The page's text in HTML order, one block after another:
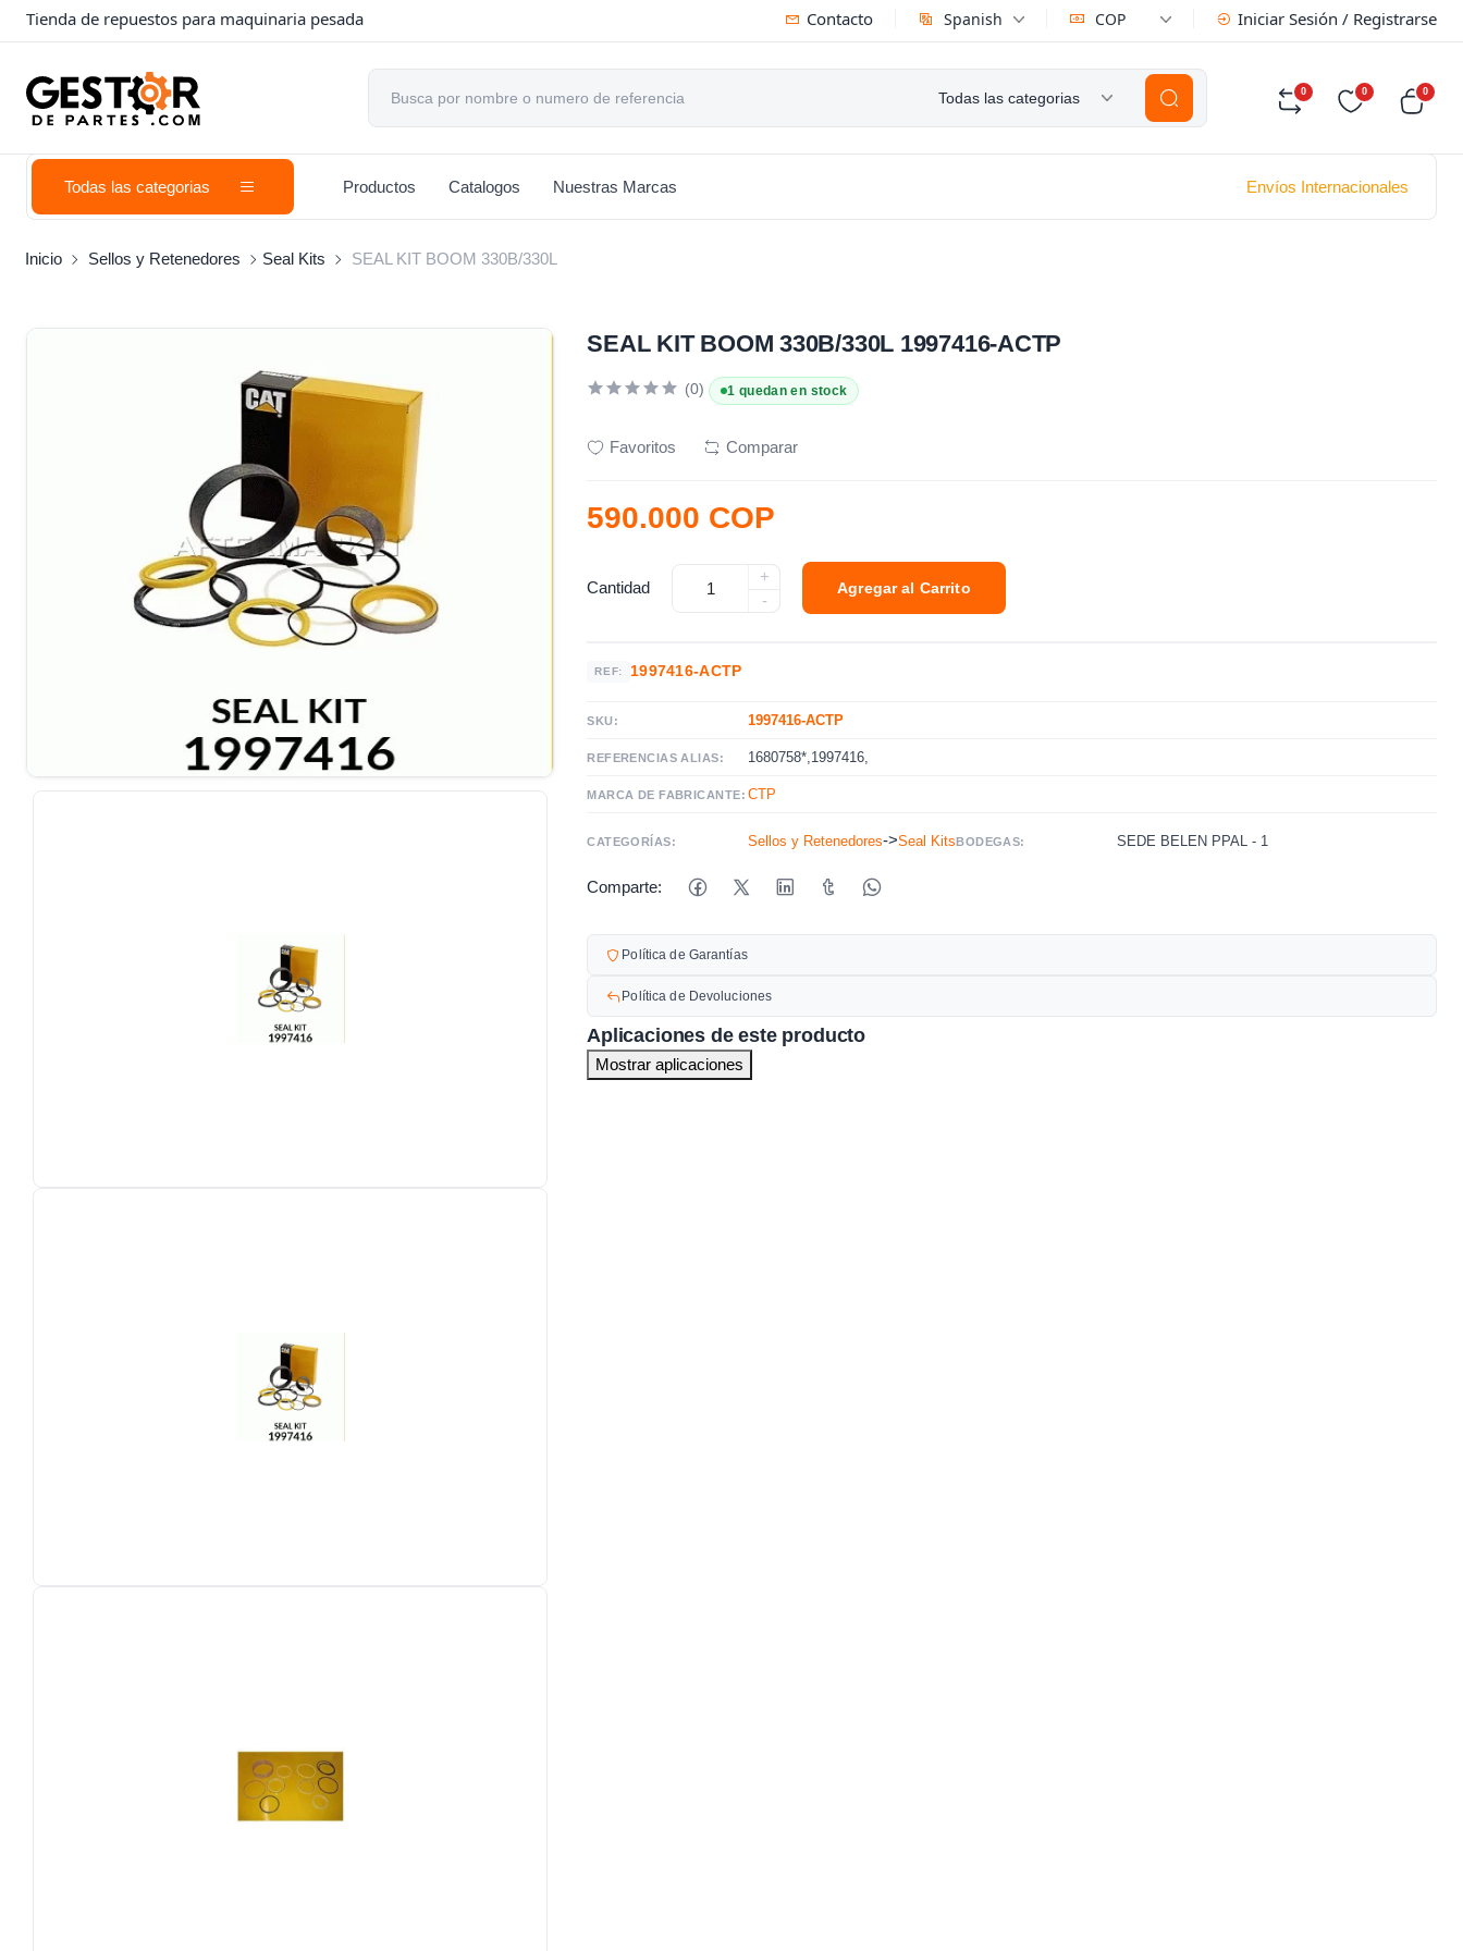
Tienda de repuestos para maquinaria pesada Contacto Spanish COP Iniciar Sesión / Registrarse
Todas las categorias 0 0 0
Todas las categorias Productos Catalogos Nuestras Marcas Envíos Internacionales
Inicio Sellos y Retenedores Seal Kits SEAL KIT BOOM 330B/330L
SEAL KIT BOOM 330B/330L 1997416-ACTP
(0) 1 quedan en stock
Favoritos Comparar
590.000 COP
Cantidad
+
-
Agregar al Carrito
REF: 1997416-ACTP
SKU: 1997416-ACTP
REFERENCIAS ALIAS: 1680758*,1997416,
MARCA DE FABRICANTE: CTP
CATEGORÍAS: Sellos y Retenedores->Seal KitsBODEGAS: SEDE BELEN PPAL - 1
Comparte:
Política de Garantías
Política de Devoluciones
Aplicaciones de este producto
Mostrar aplicaciones